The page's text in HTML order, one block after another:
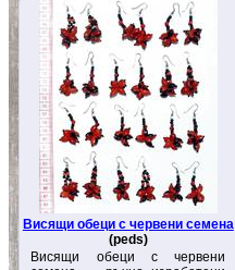
Висящи обеци с червени семена
(peds)
Висящи обеци с червени